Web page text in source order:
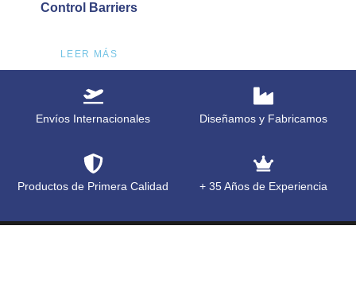
Control Barriers
LEER MÁS
Envíos Internacionales Diseñamos y Fabricamos
Productos de Primera Calidad + 35 Años de Experiencia